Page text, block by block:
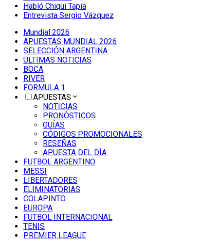
Habló Chiqui Tapia
Entrevista Sergio Vázquez
Mundial 2026
APUESTAS MUNDIAL 2026
SELECCIÓN ARGENTINA
ULTIMAS NOTICIAS
BOCA
RIVER
FORMULA 1
APUESTAS
NOTICIAS
PRONÓSTICOS
GUÍAS
CÓDIGOS PROMOCIONALES
RESEÑAS
APUESTA DEL DÍA
FUTBOL ARGENTINO
MESSI
LIBERTADORES
ELIMINATORIAS
COLAPINTO
EUROPA
FUTBOL INTERNACIONAL
TENIS
PREMIER LEAGUE